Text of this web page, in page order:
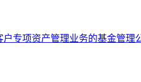
专项资产管理业务的基金管理